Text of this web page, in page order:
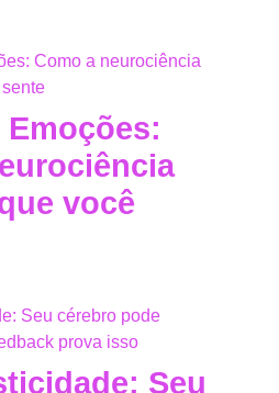
Emoções:
você
Seu